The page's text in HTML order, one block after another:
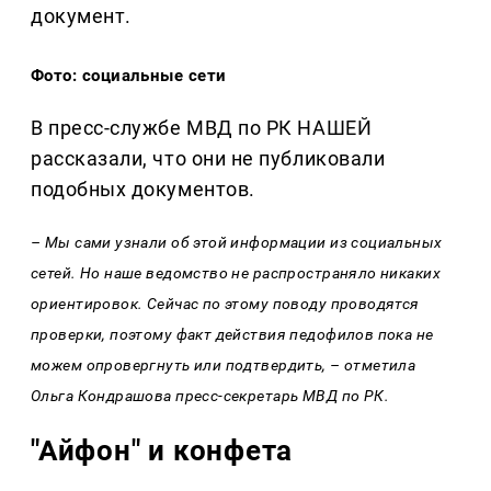
документ.
Фото: социальные сети
В пресс-службе МВД по РК НАШЕЙ
рассказали, что они не публиковали
подобных документов.
– Мы сами узнали об этой информации из социальных
сетей. Но наше ведомство не распространяло никаких
ориентировок. Сейчас по этому поводу проводятся
проверки, поэтому факт действия педофилов пока не
можем опровергнуть или подтвердить, – отметила
Ольга Кондрашова пресс-секретарь МВД по РК.
"Айфон" и конфета